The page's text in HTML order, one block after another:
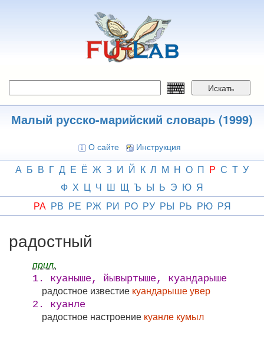
Искать
Малый русско-марийский словарь (1999)
О сайте Инструкция
А Б В Г Д Е Ё Ж З И Й К Л М Н О П Р С Т У
Ф Х Ц Ч Ш Щ Ъ Ы Ь Э Ю Я
РА РВ РЕ РЖ РИ РО РУ РЫ РЬ РЮ РЯ
радостный
прил.
1. куаныше, йывыртыше, куандарыше
радостное известие куандарыше увер
2. куанле
радостное настроение куанле кумыл